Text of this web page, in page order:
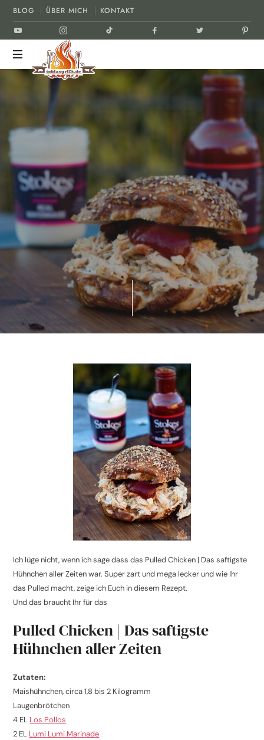
BLOG ÜBER MICH KONTAKT
tobiasgrillt.de
BBQ
BBQ KLASSIKER GEFLÜGEL
REZEPT
22. MÄRZ 2019
TEILEN LIKE THIS
Ich lüge nicht, wenn ich sage dass das Pulled Chicken | Das saftigste
Hühnchen aller Zeiten war. Super zart und mega lecker und wie Ihr
das Pulled macht, zeige ich Euch in diesem Rezept.
Und das braucht Ihr für das
Pulled Chicken | Das saftigste
Hühnchen aller Zeiten
Zutaten:
Maishühnchen, circa 1,8 bis 2 Kilogramm
Laugenbrötchen
4 EL Los Pollos
2 EL Lumi Lumi Marinade